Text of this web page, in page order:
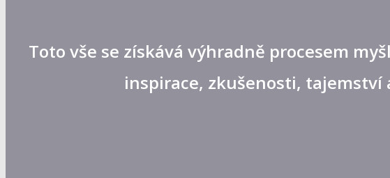
Toto vše se získává výhradně procesem
inspirace, zkušenosti, tajemství